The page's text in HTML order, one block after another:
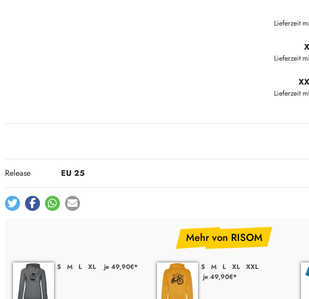
Lieferzeit
Lieferzeit
Lieferzeit
Release EU 25
Mehr von RISOM
S M L XL je 49,90€* S M L XL
XXL
je 49,90€*